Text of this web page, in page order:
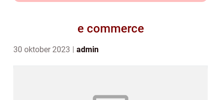
e commerce
30 oktober 2023 admin